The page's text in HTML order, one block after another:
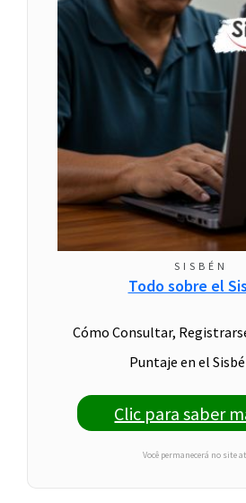
SISBÉN
Todo sobre el
Cómo Consultar,
Puntaje en el
Clic para saber
Você permanecerá no site